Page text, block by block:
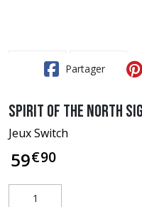
Partager
Spirit of The North
Jeux Switch
59€90